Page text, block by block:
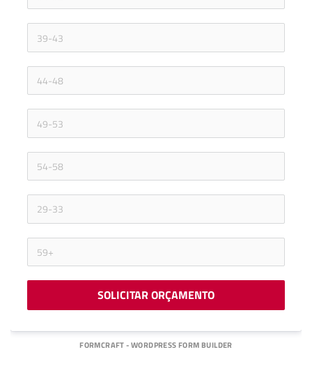
SOLICITAR ORÇAMENTO
FORMCRAFT - WORDPRESS FORM BUILDER